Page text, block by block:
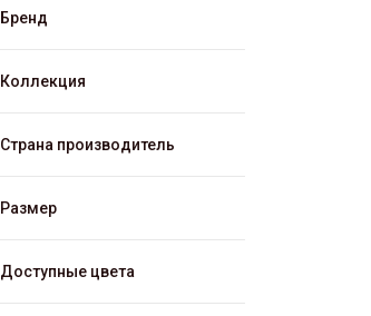
Бренд
Коллекция
Страна производитель
Размер
Доступные цвета